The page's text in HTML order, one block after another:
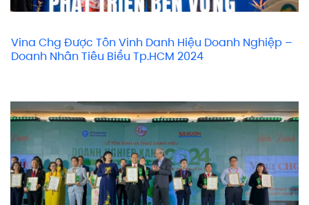
Vina Chg Được Tôn Vinh Danh Hiệu Doanh Nghiệp –
Doanh Nhân Tiêu Biểu Tp.HCM 2024